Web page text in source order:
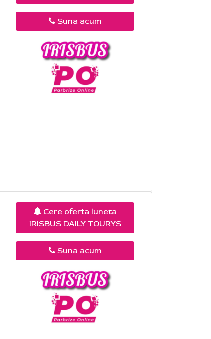
Suna acum
Cere oferta luneta
IRISBUS DAILY TOURYS
Suna acum